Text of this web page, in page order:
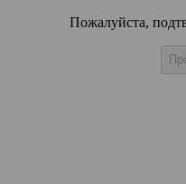
Пожалуйста,